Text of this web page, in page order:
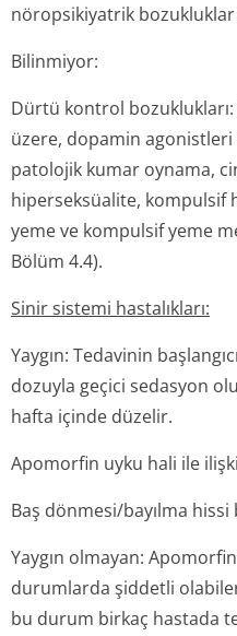
nöropsikiyatrik
Bilinmiyor:
Dürtü kontrol
üzere, dopamin
patolojik kumar oynama,
hiperseksüalite, kompulsif
yeme ve kompulsif yeme
Bölüm 4.4).
Sinir sistemi hastalıkları:
Yaygın: Tedavinin
dozuyla geçici sedasyon
hafta içinde düzelir.
Apomorfin uyku hali ile
Baş dönmesi/bayılma
Yaygın olmayan:
durumlarda şiddetli
bu durum birkaç hastada